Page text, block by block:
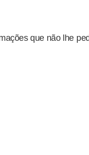
que não lhe